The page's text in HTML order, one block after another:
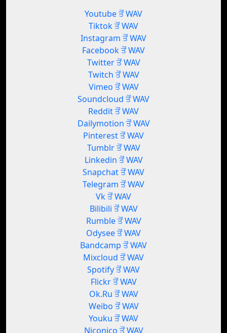
Youtube ਤੋਂ WAV
Tiktok ਤੋਂ WAV
Instagram ਤੋਂ WAV
Facebook ਤੋਂ WAV
Twitter ਤੋਂ WAV
Twitch ਤੋਂ WAV
Vimeo ਤੋਂ WAV
Soundcloud ਤੋਂ WAV
Reddit ਤੋਂ WAV
Dailymotion ਤੋਂ WAV
Pinterest ਤੋਂ WAV
Tumblr ਤੋਂ WAV
Linkedin ਤੋਂ WAV
Snapchat ਤੋਂ WAV
Telegram ਤੋਂ WAV
Vk ਤੋਂ WAV
Bilibili ਤੋਂ WAV
Rumble ਤੋਂ WAV
Odysee ਤੋਂ WAV
Bandcamp ਤੋਂ WAV
Mixcloud ਤੋਂ WAV
Spotify ਤੋਂ WAV
Flickr ਤੋਂ WAV
Ok.Ru ਤੋਂ WAV
Weibo ਤੋਂ WAV
Youku ਤੋਂ WAV
Niconico ਤੋਂ WAV